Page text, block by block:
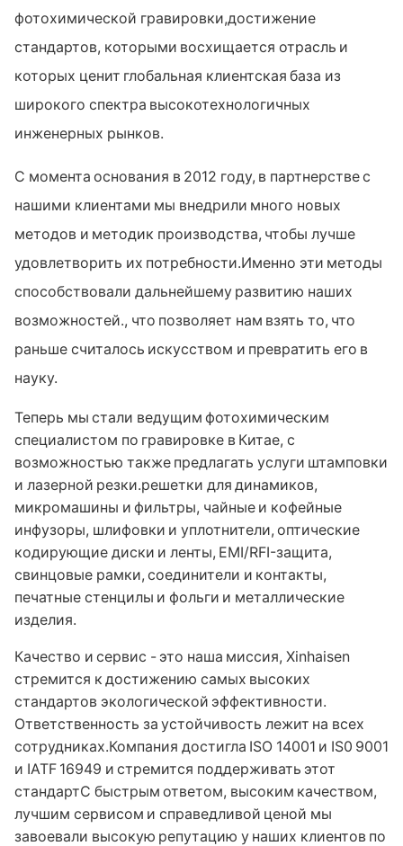
фотохимической гравировки,достижение
стандартов, которыми восхищается отрасль и
которых ценит глобальная клиентская база из
широкого спектра высокотехнологичных
инженерных рынков.
С момента основания в 2012 году, в партнерстве с
нашими клиентами мы внедрили много новых
методов и методик производства, чтобы лучше
удовлетворить их потребности.Именно эти методы
способствовали дальнейшему развитию наших
возможностей., что позволяет нам взять то, что
раньше считалось искусством и превратить его в
науку.
Теперь мы стали ведущим фотохимическим
специалистом по гравировке в Китае, с
возможностью также предлагать услуги штамповки
и лазерной резки.решетки для динамиков,
микромашины и фильтры, чайные и кофейные
инфузоры, шлифовки и уплотнители, оптические
кодирующие диски и ленты, EMI/RFI-защита,
свинцовые рамки, соединители и контакты,
печатные стенцилы и фольги и металлические
изделия.
Качество и сервис - это наша миссия, Xinhaisen
стремится к достижению самых высоких
стандартов экологической эффективности.
Ответственность за устойчивость лежит на всех
сотрудниках.Компания достигла ISO 14001 и IS0 9001
и IATF 16949 и стремится поддерживать этот
стандартС быстрым ответом, высоким качеством,
лучшим сервисом и справедливой ценой мы
завоевали высокую репутацию у наших клиентов по